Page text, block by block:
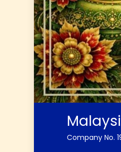
Company No.